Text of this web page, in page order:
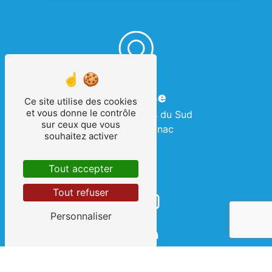
Adresse
2 Rue des Terres du Sud
34990 Juvignac
Ce site utilise des cookies
et vous donne le contrôle
sur ceux que vous
souhaitez activer
Tout accepter
Tout refuser
Personnaliser